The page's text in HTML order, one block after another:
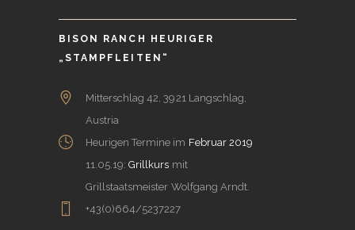
BISON RANCH HEURIGER
„STAMPFLEITEN“
Mitterschlag 42, 3921 Langschlag,
Austria
Heurigen Termine im Februar 2019
11.05.19:Grillkurs mit
Grillstaatsmeister Wolfgang Arndt.
+43(0)664/5237227